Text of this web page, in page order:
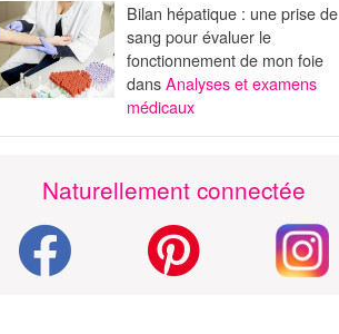
Bilan hépatique : une prise de
sang pour évaluer le
fonctionnement de mon foie
dansAnalyses et examens
médicaux
Naturellement connectée